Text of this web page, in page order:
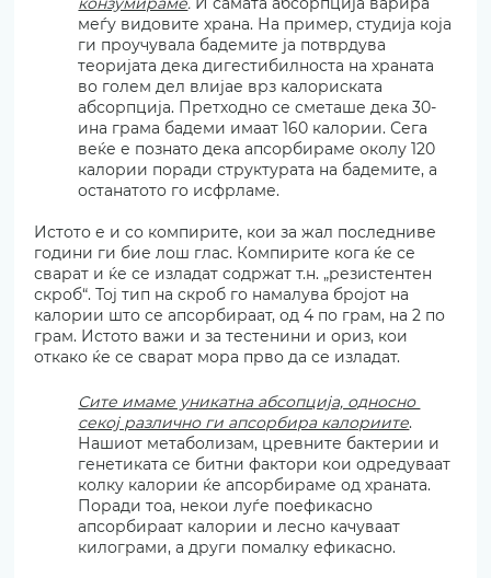
меѓу видовите храна. На пример, студија која
ги проучувала бадемите ја потврдува
теоријата дека дигестибилноста на храната
во голем дел влијае врз калориската
абсорпција. Претходно се сметаше дека 30-
ина грама бадеми имаат 160 калории. Сега
веќе е познато дека апсорбираме околу 120
калории поради структурата на бадемите, а
останатото го исфрламе.
Истото е и со компирите, кои за жал последниве
години ги бие лош глас. Компирите кога ќе се
сварат и ќе се изладат содржат т.н. „резистентен
скроб“. Тој тип на скроб го намалува бројот на
калории што се апсорбираат, од 4 по грам, на 2 по
грам. Истото важи и за тестенини и ориз, кои
откако ќе се сварат мора прво да се изладат.
Сите имаме уникатна абсопција, односно
секој различно ги апсорбира калориите.
Нашиот метаболизам, цревните бактерии и
генетиката се битни фактори кои одредуваат
колку калории ќе апсорбираме од храната.
Поради тоа, некои луѓе поефикасно
апсорбираат калории и лесно качуваат
килограми, а други помалку ефикасно.